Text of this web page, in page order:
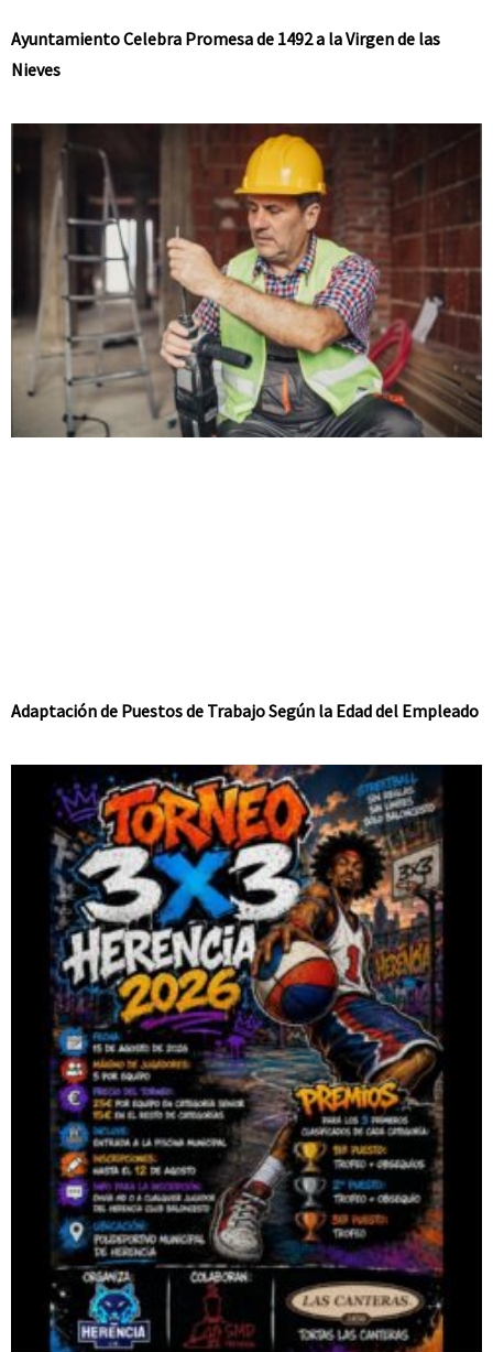
Ayuntamiento Celebra Promesa de 1492 a la Virgen de las
Nieves
Adaptación de Puestos de Trabajo Según la Edad del Empleado